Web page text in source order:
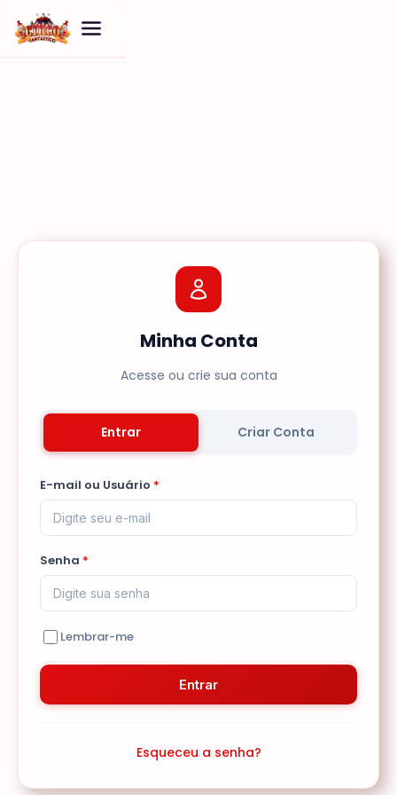
Minha Conta
Acesse ou crie sua conta
Entrar Criar Conta
E-mail ou Usuário *
Senha *
Lembrar-me
Entrar
Esqueceu a senha?